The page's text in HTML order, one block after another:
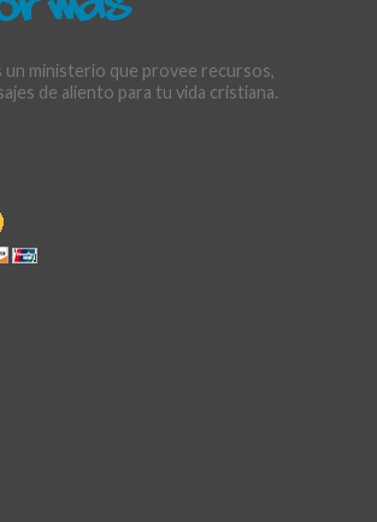
un ministerio que provee recursos,
de aliento para tu vida cristiana.